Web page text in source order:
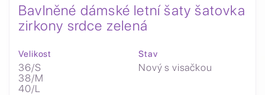
Bavlněné dámské letní šaty šatovka
zirkony srdce zelená
Velikost
36/S
38/M
40/L
Stav
Nový s visačkou